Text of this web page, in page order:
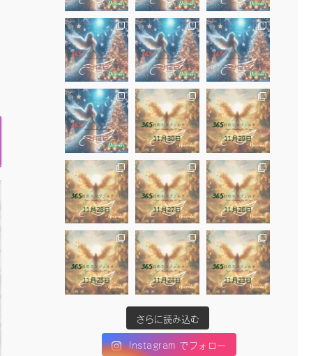
さらに読み込む
Instagram でフォロー